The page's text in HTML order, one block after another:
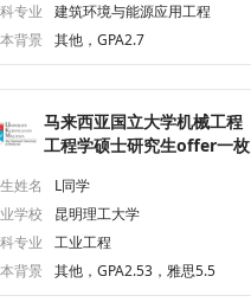
专业
建筑环境与能源应用工程
背景
其他，GPA2.7
马来西亚国立大学机械工程
工程学硕士研究生offer一枚
姓名
L同学
学校
昆明理工大学
专业
工业工程
背景
其他，GPA2.53，雅思5.5